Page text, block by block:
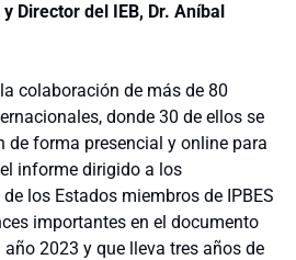
Director del IEB, Dr. Aníbal
colaboración de más de 80
donde 30 de ellos se
de forma presencial y online para
informe dirigido a los
los Estados miembros de IPBES
importantes en el documento
2023 y que lleva tres años de